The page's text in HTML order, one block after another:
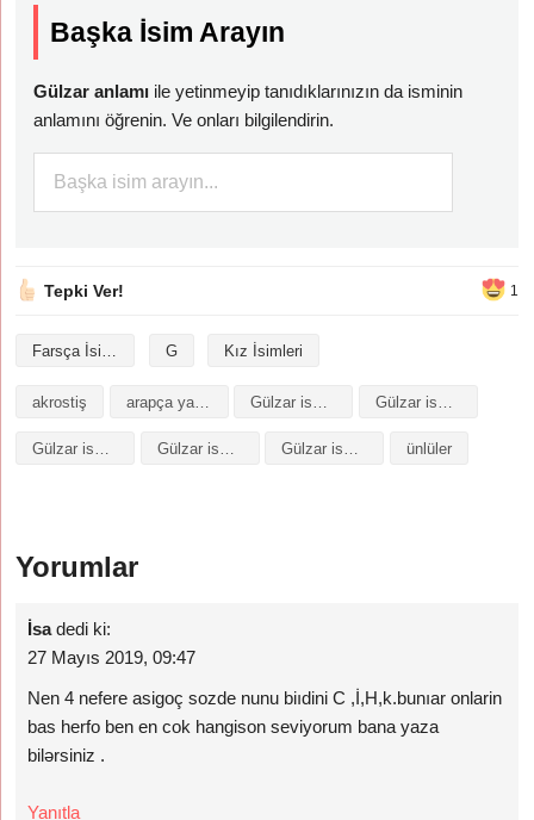
Başka İsim Arayın
Gülzar anlamı ile yetinmeyip tanıdıklarınızın da isminin
anlamını öğrenin. Ve onları bilgilendirin.
Tepki Ver! 1
Farsça İsimler G Kız İsimleri
akrostiş arapça yazılışı
Gülzar isminin baş harfleriyle şiir Gülzar isminin kökeni Gülzar isminin numerolojisi ünlüler
Yorumlar
İsa dedi ki:
27 Mayıs 2019, 09:47
Nen 4 nefere asigoç sozde nunu biıdini C ,İ,H,k.bunıar onlarin
bas herfo ben en cok hangison seviyorum bana yaza
bilərsiniz .
Yanıtla